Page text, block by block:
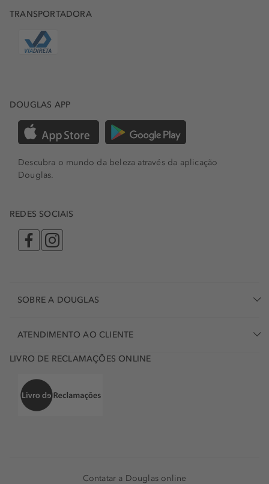
TRANSPORTADORA
DOUGLAS APP
Descubra o mundo da beleza através da aplicação
Douglas.
REDES SOCIAIS
SOBRE A DOUGLAS
ATENDIMENTO AO CLIENTE
LIVRO DE RECLAMAÇÕES ONLINE
Contatar a Douglas online